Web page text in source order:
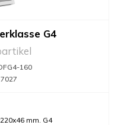
G4
160
mm. G4